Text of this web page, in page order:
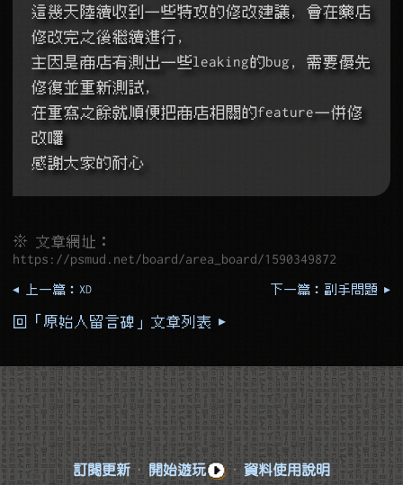
這幾天陸續收到一些特攻的修改建議, 會在藥店
修改完之後繼續進行,
主因是商店有測出一些leaking的bug, 需要優先
修復並重新測試,
在重寫之餘就順便把商店相關的feature一併修
改囉
感謝大家的耐心
※ 文章網址：
https://psmud.net/board/area_board/1590349872
◂ 上一篇：XD 下一篇：副手問題 ▸
回「原始人留言碑」文章列表 ▸
訂閱更新 · 開始遊玩 · 資料使用說明